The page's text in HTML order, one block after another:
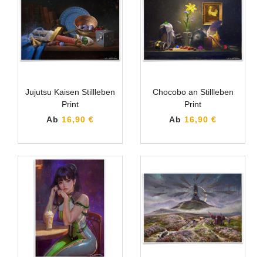
Jujutsu Kaisen Stillleben
Print
Ab 16,90 €
Chocobo an Stillleben
Print
Ab 16,90 €